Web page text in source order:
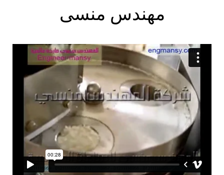
مهندس منسى